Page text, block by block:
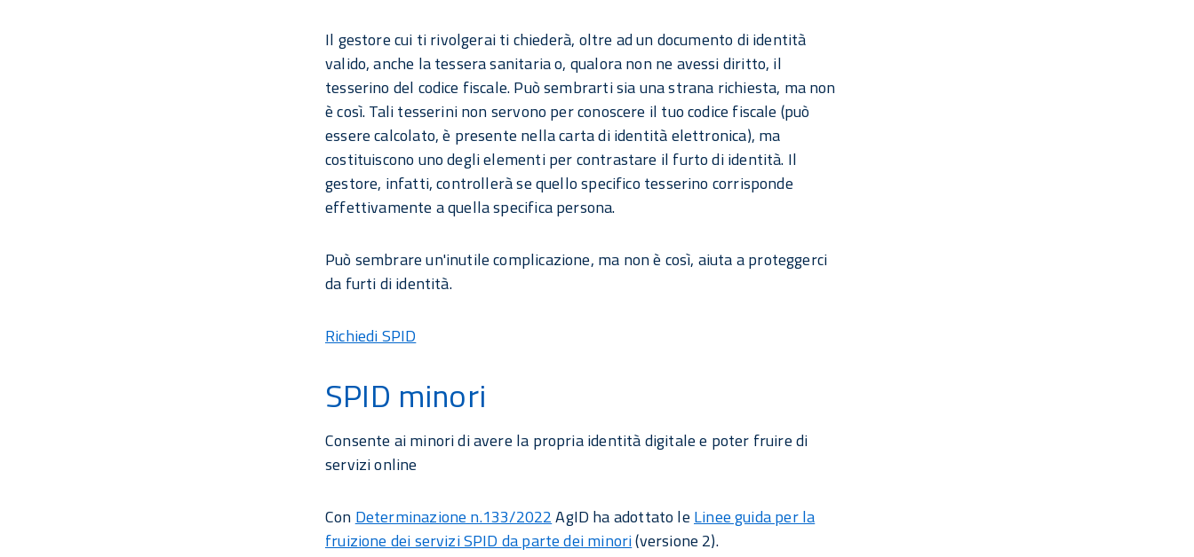
Il gestore cui ti rivolgerai ti chiederà, oltre ad un documento di identità
valido, anche la tessera sanitaria o, qualora non ne avessi diritto, il
tesserino del codice fiscale. Può sembrarti sia una strana richiesta, ma non
è così. Tali tesserini non servono per conoscere il tuo codice fiscale (può
essere calcolato, è presente nella carta di identità elettronica), ma
costituiscono uno degli elementi per contrastare il furto di identità. Il
gestore, infatti, controllerà se quello specifico tesserino corrisponde
effettivamente a quella specifica persona.
Può sembrare un'inutile complicazione, ma non è così, aiuta a proteggerci
da furti di identità.
Richiedi SPID
SPID minori
Consente ai minori di avere la propria identità digitale e poter fruire di
servizi online
Con Determinazione n.133/2022AgID ha adottato le Linee guida per la
fruizione dei servizi SPID da parte dei minori(versione 2).